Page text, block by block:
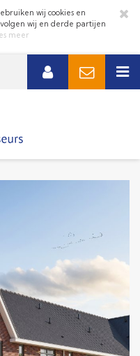
wij cookies en
wij en derde partijen
meer